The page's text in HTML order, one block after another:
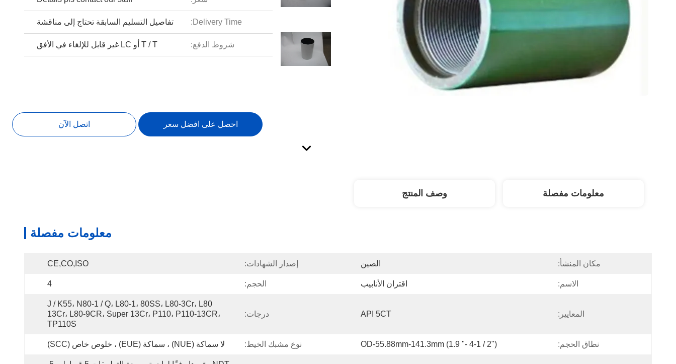
Delivery Time: تفاصيل التسليم السابقة تحتاج إلى مناقشة
شروط الدفع: T / T أو LC غير قابل للإلغاء في الأفق
احصل على افضل سعر اتصل الآن
معلومات مفصلة وصف المنتج
معلومات مفصلة
مكان المنشأ: الصين إصدار الشهادات: CE,CO,ISO
الاسم: اقتران الأنابيب الحجم: 4
المعايير: API 5CT درجات:
J / K55، N80-1 / Q، L80-1، 80SS، L80-3Cr، L80
13Cr، L80-9CR، Super 13Cr، P110، P110-13CR،
TP110S
نطاق الحجم: OD-55.88mm-141.3mm (1.9 "- 4-1 / 2") نوع مشبك الخيط: لا سماكة (NUE) ، سماكة (EUE) ، خلوص خاص (SCC)